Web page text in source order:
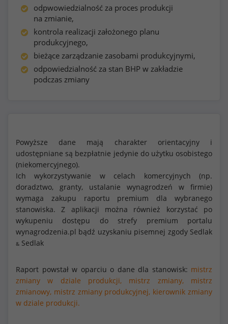
odpwowiedzialność za proces produkcji
na zmianie,
kontrola realizacji założonego planu
produkcyjnego,
bieżące zarządzanie zasobami produkcyjnymi,
odpowiedzialność za stan BHP w zakładzie
podczas zmiany
Powyższe dane mają charakter orientacyjny i
udostępniane są bezpłatnie jedynie do użytku osobistego
(niekomercyjnego).
Ich wykorzystywanie w celach komercyjnych (np.
doradztwo, granty, ustalanie wynagrodzeń w firmie)
wymaga zakupu raportu premium dla wybranego
stanowiska. Z aplikacji można również korzystać po
wykupeniu dostępu do strefy premium portalu
wynagrodzenia.pl bądź uzyskaniu pisemnej zgody Sedlak
& Sedlak
Raport powstał w oparciu o dane dla stanowisk: mistrz
zmiany w dziale produkcji,
mistrz zmiany,
mistrz
zmianowy, mistrz zmiany produkcyjnej, kierownik zmiany
w dziale produkcji.